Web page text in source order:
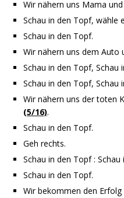
Wir nähern uns Mama
Schau in den Topf, wähle
Schau in den Topf.
Wir nähern uns dem Auto
Schau in den Topf, Schau
Schau in den Topf, Schau
Wir nähern uns der toten
(5/16).
Schau in den Topf.
Geh rechts.
Schau in den Topf : Schau
Schau in den Topf.
Wir bekommen den Erfolg